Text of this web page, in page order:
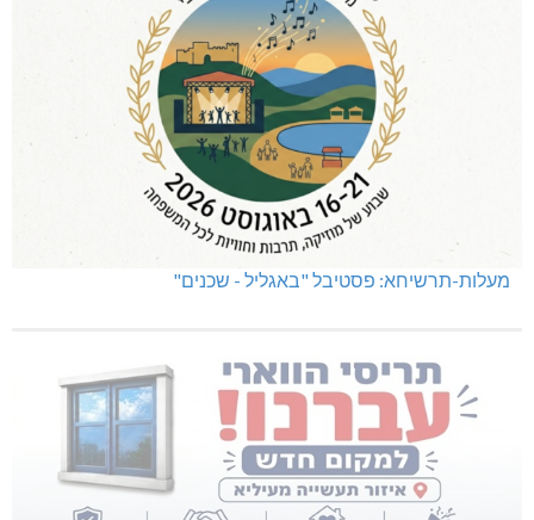
מעלות-תרשיחא: פסטיבל "באגליל - שכנים"